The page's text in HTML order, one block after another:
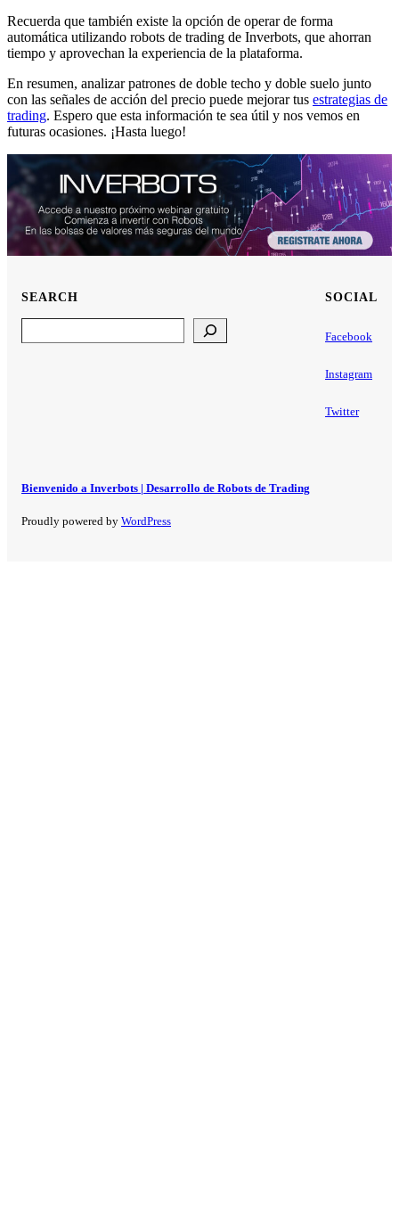
Recuerda que también existe la opción de operar de forma
automática utilizando robots de trading de Inverbots, que ahorran
tiempo y aprovechan la experiencia de la plataforma.
En resumen, analizar patrones de doble techo y doble suelo junto
con las señales de acción del precio puede mejorar tus estrategias de
trading. Espero que esta información te sea útil y nos vemos en
futuras ocasiones. ¡Hasta luego!
SEARCH SOCIAL
Facebook
Instagram
Twitter
Bienvenido a Inverbots | Desarrollo de Robots de Trading
Proudly powered by WordPress